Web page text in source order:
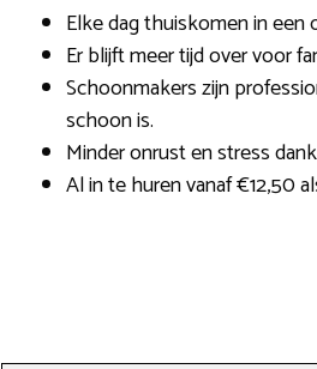
Elke dag thuiskomen in een
Er blijft meer tijd over voor
Schoonmakers zijn
schoon is.
Minder onrust en stress
Al in te huren vanaf €12,50